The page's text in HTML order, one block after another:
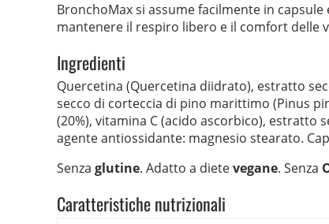
BronchoMax si assume facilmente in
mantenere il respiro libero e il comfort delle
Ingredienti
Quercetina (Quercetina diidrato), estratto
secco di corteccia di pino marittimo (Pinus
(20%), vitamina C (acido ascorbico),
agente antiossidante: magnesio stearato.
Senza glutine. Adatto a dietevegane. Senza
Caratteristiche nutrizionali